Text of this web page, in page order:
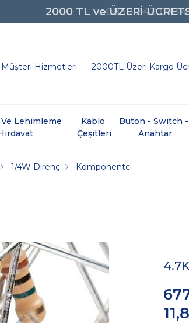
0850 242 0734
Müşteri Hizmetleri 2000TL Üzeri Kargo
Lehimleme
Kablo
Çeşitleri
Buton - Switch -
Anahtar
1/4W Direnç Komponentci